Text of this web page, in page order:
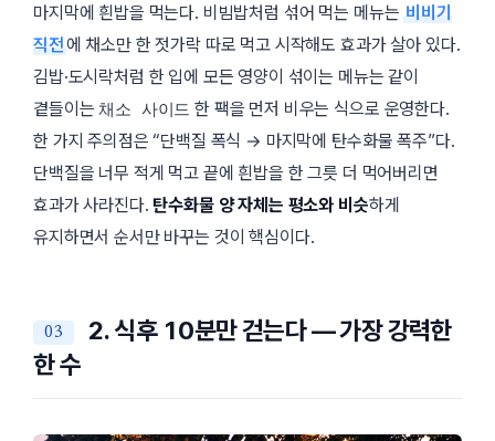
마지막에 흰밥을 먹는다. 비빔밥처럼 섞어 먹는 메뉴는 비비기
직전에 채소만 한 젓가락 따로 먹고 시작해도 효과가 살아 있다.
김밥·도시락처럼 한 입에 모든 영양이 섞이는 메뉴는 같이
곁들이는 채소 사이드 한 팩을 먼저 비우는 식으로 운영한다.
한 가지 주의점은 “단백질 폭식 → 마지막에 탄수화물 폭주”다.
단백질을 너무 적게 먹고 끝에 흰밥을 한 그릇 더 먹어버리면
효과가 사라진다.탄수화물 양 자체는 평소와 비슷하게
유지하면서 순서만 바꾸는 것이 핵심이다.
2. 식후 10분만 걷는다 — 가장 강력한
한 수